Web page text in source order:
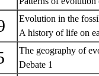
Evolution in the
A history of life on
The geography of
Debate 1